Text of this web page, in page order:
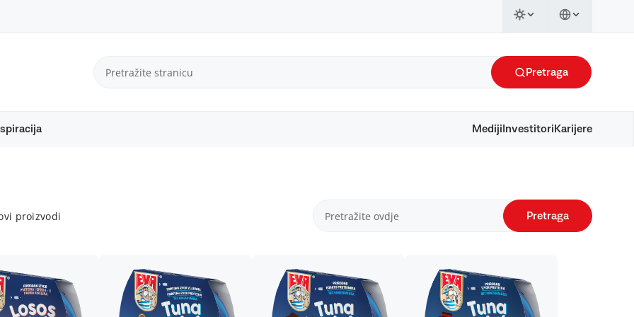
Pretraga
Mediji Investitori Karijere
proizvodi Pretraga